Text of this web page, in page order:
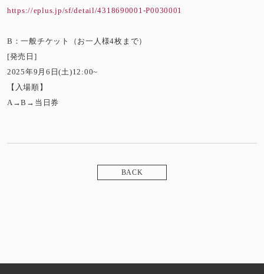
https://eplus.jp/sf/detail/4318690001-P0030001
B：一般チケット（お一人様4枚まで）
[発売日]
2025年9月6日(土)12:00~
【入場順】
A→B→当日券
BACK